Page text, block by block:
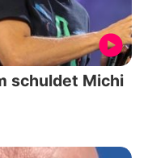
schuldet Michi